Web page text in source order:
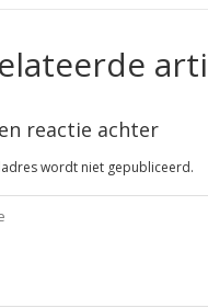
reactie achter
wordt niet gepubliceerd.